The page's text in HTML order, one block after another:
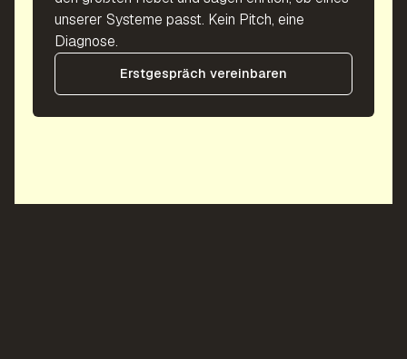
unserer Systeme passt. Kein Pitch, eine
Diagnose.
Erstgespräch vereinbaren